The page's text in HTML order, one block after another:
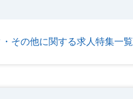
その他に関する求人特集一覧